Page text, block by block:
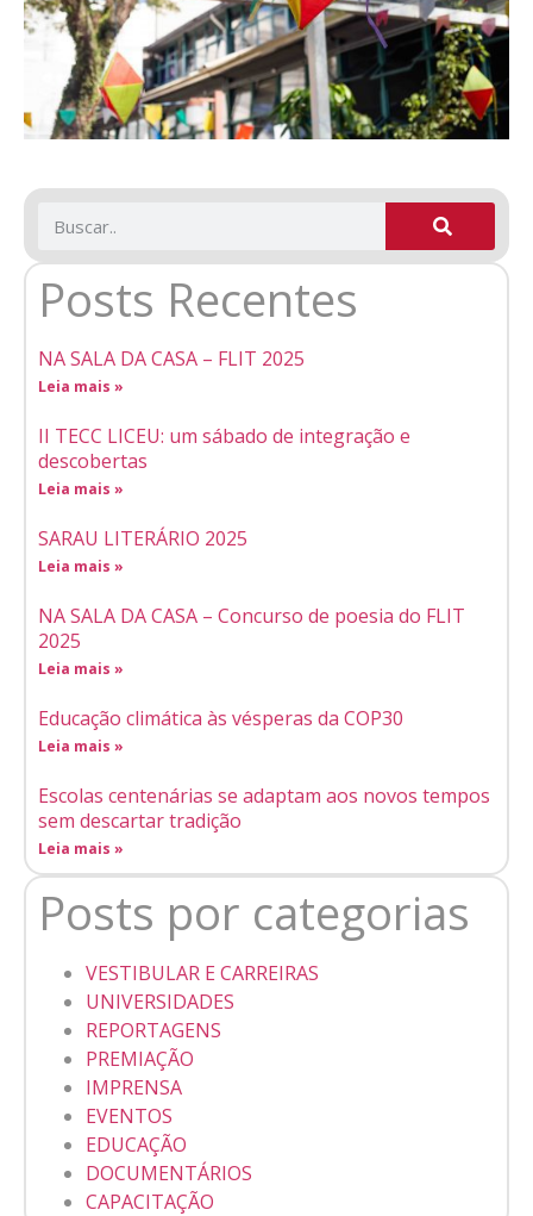
Posts Recentes
NA SALA DA CASA – FLIT 2025
Leia mais »
II TECC LICEU: um sábado de integração e
descobertas
Leia mais »
SARAU LITERÁRIO 2025
Leia mais »
NA SALA DA CASA – Concurso de poesia do FLIT
2025
Leia mais »
Educação climática às vésperas da COP30
Leia mais »
Escolas centenárias se adaptam aos novos tempos
sem descartar tradição
Leia mais »
Posts por categorias
VESTIBULAR E CARREIRAS
UNIVERSIDADES
REPORTAGENS
PREMIAÇÃO
IMPRENSA
EVENTOS
EDUCAÇÃO
DOCUMENTÁRIOS
CAPACITAÇÃO